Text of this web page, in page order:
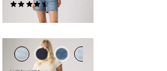
(100)